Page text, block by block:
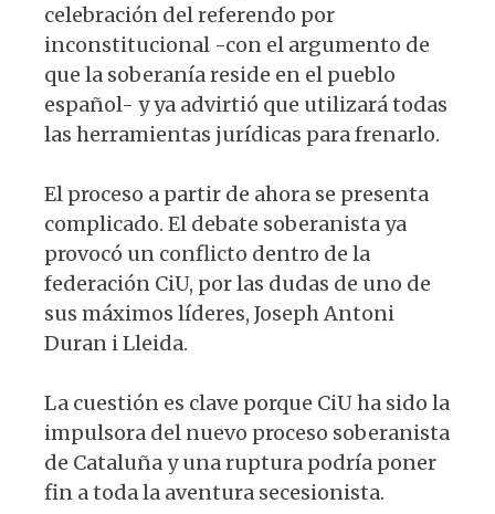
celebración del referendo por
inconstitucional -con el argumento de
que la soberanía reside en el pueblo
español- y ya advirtió que utilizará todas
las herramientas jurídicas para frenarlo.
El proceso a partir de ahora se presenta
complicado. El debate soberanista ya
provocó un conflicto dentro de la
federación CiU, por las dudas de uno de
sus máximos líderes, Joseph Antoni
Duran i Lleida.
La cuestión es clave porque CiU ha sido la
impulsora del nuevo proceso soberanista
de Cataluña y una ruptura podría poner
fin a toda la aventura secesionista.